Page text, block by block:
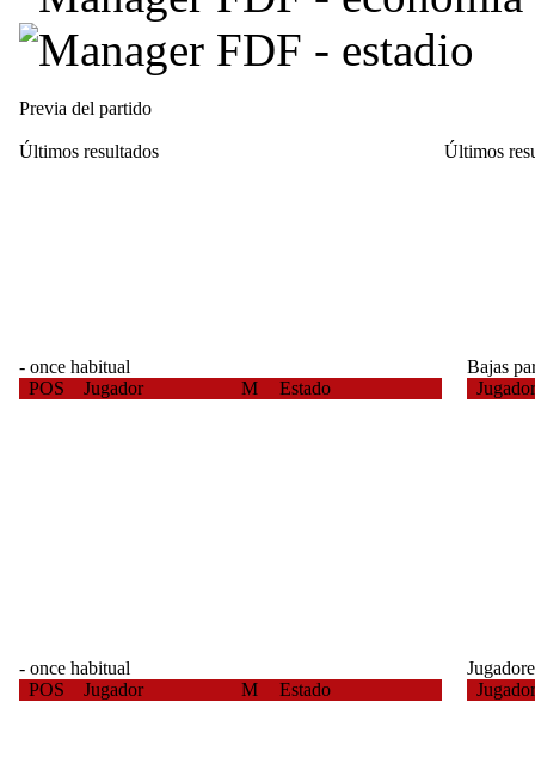
Previa del partido
Últimos resultados Últimos
- once habitual
Bajas
POS
Jugador M Estado Jugador
- once habitual
POS
Jugador M Estado Jugador